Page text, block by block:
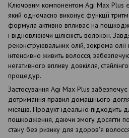
Ключовим компонентом Agi Max Plus
який одночасно виконує функції
формула активно впливає на
і відновлюючи цілісність волокон.
реконструювальних олій, зокрема
інтенсивно живить волосся,
негативного впливу довкілля,
процедур.
Застосування Agi Max Plus забезпечує
дотримання правил домашнього
місяців. Продукт ідеально підходить
пошкодження, даючи змогу досягти
стану без ризику для здоров'я